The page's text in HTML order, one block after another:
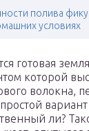
полива
условиях
готовая
которой
волокна,
ли?